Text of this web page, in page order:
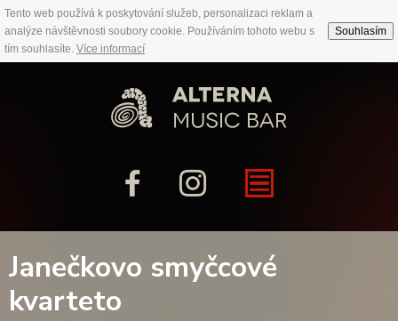
Tento web používá k poskytování služeb, personalizaci reklam a
analýze návštěvnosti soubory cookie. Používáním tohoto webu s
tím souhlasíte. Více informací
Souhlasím
Janečkovo smyčcové
kvarteto